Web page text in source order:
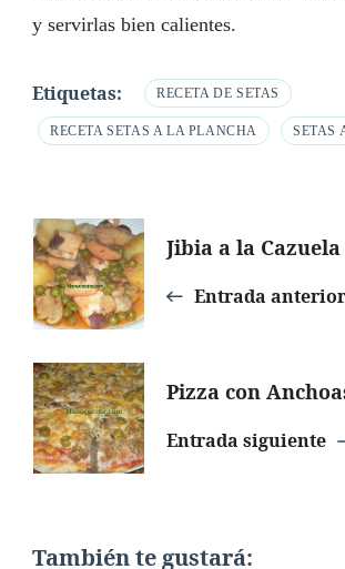
y servirlas bien calientes.
Etiquetas: RECETA DE SETAS
RECETA SETAS A LA PLANCHA SETAS
Navegación
de
entradas
Jibia a la Cazuela
Entrada anterior
Pizza con
Entrada siguiente
También te gustará: